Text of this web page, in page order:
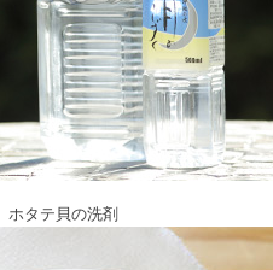
ホタテ貝の洗剤